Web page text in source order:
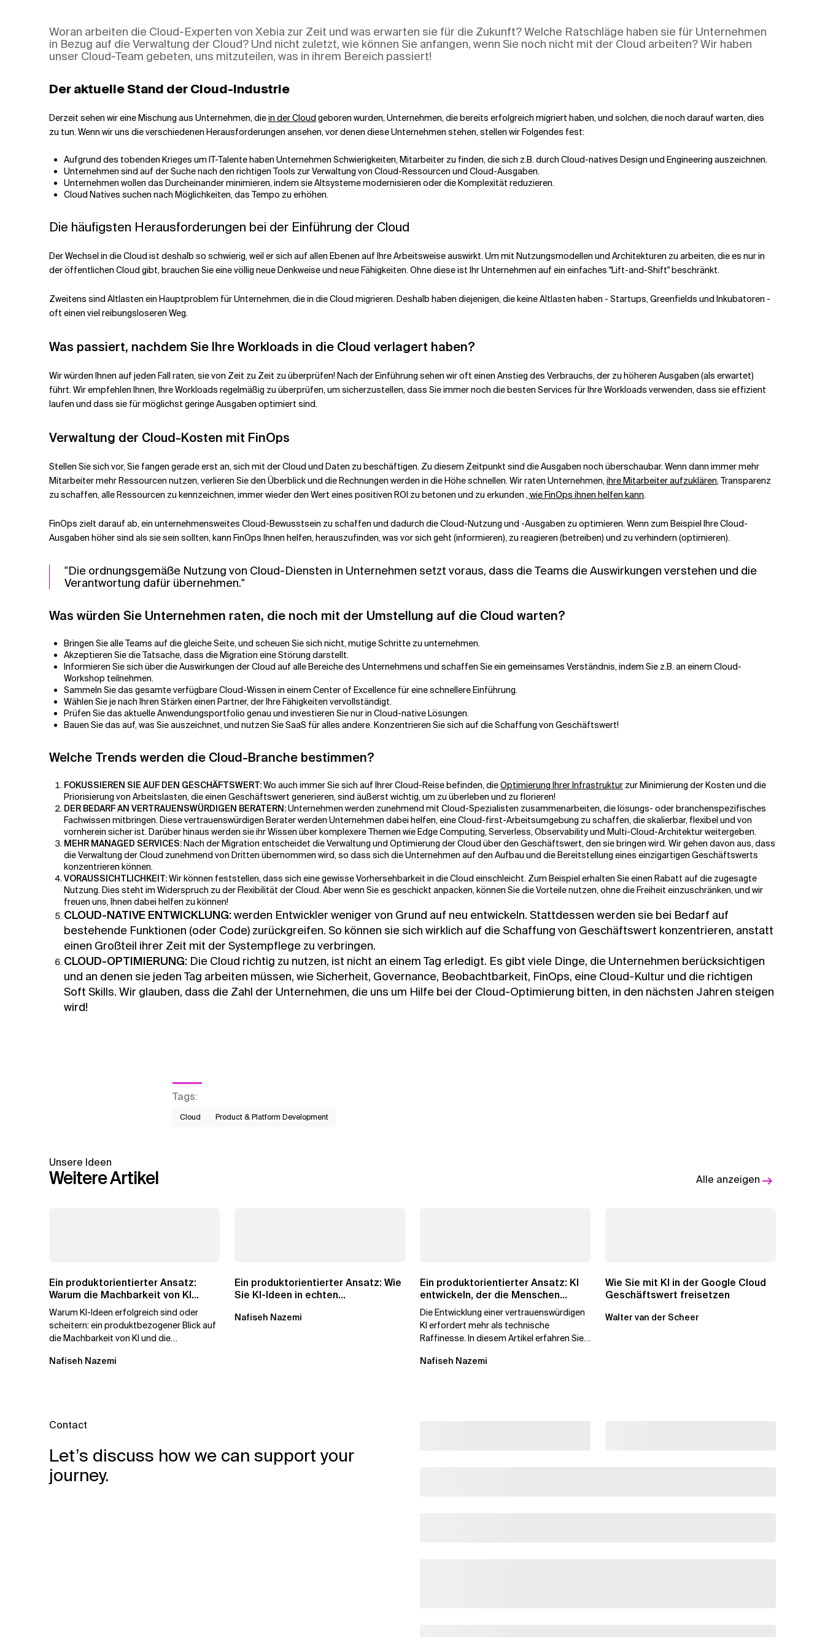
Verwandte Themen
Woran arbeiten die Cloud-Experten von Xebia zur Zeit und was erwarten sie für die Zukunft? Welche Ratschläge haben sie für Unternehmen
in Bezug auf die Verwaltung der Cloud? Und nicht zuletzt, wie können Sie anfangen, wenn Sie noch nicht mit der Cloud arbeiten? Wir haben
unser Cloud-Team gebeten, uns mitzuteilen, was in ihrem Bereich passiert!
Der aktuelle Stand der Cloud-Industrie
Derzeit sehen wir eine Mischung aus Unternehmen, diein der Cloud geboren wurden, Unternehmen, die bereits erfolgreich migriert haben, und solchen, die noch darauf warten, dies
zu tun. Wenn wir uns die verschiedenen Herausforderungen ansehen, vor denen diese Unternehmen stehen, stellen wir Folgendes fest:
Aufgrund des tobenden Krieges um IT-Talente haben Unternehmen Schwierigkeiten, Mitarbeiter zu finden, die sich z.B. durch Cloud-natives Design und Engineering auszeichnen.
Unternehmen sind auf der Suche nach den richtigen Tools zur Verwaltung von Cloud-Ressourcen und Cloud-Ausgaben.
Unternehmen wollen das Durcheinander minimieren, indem sie Altsysteme modernisieren oder die Komplexität reduzieren.
Cloud Natives suchen nach Möglichkeiten, das Tempo zu erhöhen.
Die häufigsten Herausforderungen bei der Einführung der Cloud
Der Wechsel in die Cloud ist deshalb so schwierig, weil er sich auf allen Ebenen auf Ihre Arbeitsweise auswirkt. Um mit Nutzungsmodellen und Architekturen zu arbeiten, die es nur in
der öffentlichen Cloud gibt, brauchen Sie eine völlig neue Denkweise und neue Fähigkeiten. Ohne diese ist Ihr Unternehmen auf ein einfaches "Lift-and-Shift" beschränkt.
Zweitens sind Altlasten ein Hauptproblem für Unternehmen, die in die Cloud migrieren. Deshalb haben diejenigen, die keine Altlasten haben - Startups, Greenfields und Inkubatoren -
oft einen viel reibungsloseren Weg.
Was passiert, nachdem Sie Ihre Workloads in die Cloud verlagert haben?
Wir würden Ihnen auf jeden Fall raten, sie von Zeit zu Zeit zu überprüfen! Nach der Einführung sehen wir oft einen Anstieg des Verbrauchs, der zu höheren Ausgaben (als erwartet)
führt. Wir empfehlen Ihnen, Ihre Workloads regelmäßig zu überprüfen, um sicherzustellen, dass Sie immer noch die besten Services für Ihre Workloads verwenden, dass sie effizient
laufen und dass sie für möglichst geringe Ausgaben optimiert sind.
Verwaltung der Cloud-Kosten mit FinOps
Stellen Sie sich vor, Sie fangen gerade erst an, sich mit der Cloud und Daten zu beschäftigen. Zu diesem Zeitpunkt sind die Ausgaben noch überschaubar. Wenn dann immer mehr
Mitarbeiter mehr Ressourcen nutzen, verlieren Sie den Überblick und die Rechnungen werden in die Höhe schnellen. Wir raten Unternehmen,ihre Mitarbeiter aufzuklären, Transparenz
zu schaffen, alle Ressourcen zu kennzeichnen, immer wieder den Wert eines positiven ROI zu betonen und zu erkunden , wie FinOps ihnen helfen kann.
FinOps zielt darauf ab, ein unternehmensweites Cloud-Bewusstsein zu schaffen und dadurch die Cloud-Nutzung und -Ausgaben zu optimieren. Wenn zum Beispiel Ihre Cloud-
Ausgaben höher sind als sie sein sollten, kann FinOps Ihnen helfen, herauszufinden, was vor sich geht (informieren), zu reagieren (betreiben) und zu verhindern (optimieren).
"Die ordnungsgemäße Nutzung von Cloud-Diensten in Unternehmen setzt voraus, dass die Teams die Auswirkungen verstehen und die
Verantwortung dafür übernehmen."
Was würden Sie Unternehmen raten, die noch mit der Umstellung auf die Cloud warten?
Bringen Sie alle Teams auf die gleiche Seite, und scheuen Sie sich nicht, mutige Schritte zu unternehmen.
Akzeptieren Sie die Tatsache, dass die Migration eine Störung darstellt.
Informieren Sie sich über die Auswirkungen der Cloud auf alle Bereiche des Unternehmens und schaffen Sie ein gemeinsames Verständnis, indem Sie z.B. an einem Cloud-
Workshop teilnehmen.
Sammeln Sie das gesamte verfügbare Cloud-Wissen in einem Center of Excellence für eine schnellere Einführung.
Wählen Sie je nach Ihren Stärken einen Partner, der Ihre Fähigkeiten vervollständigt.
Prüfen Sie das aktuelle Anwendungsportfolio genau und investieren Sie nur in Cloud-native Lösungen.
Bauen Sie das auf, was Sie auszeichnet, und nutzen Sie SaaS für alles andere. Konzentrieren Sie sich auf die Schaffung von Geschäftswert!
Welche Trends werden die Cloud-Branche bestimmen?
FOKUSSIEREN SIE AUF DEN GESCHÄFTSWERT:Wo auch immer Sie sich auf Ihrer Cloud-Reise befinden, dieOptimierung Ihrer Infrastruktur zur Minimierung der Kosten und die
Priorisierung von Arbeitslasten, die einen Geschäftswert generieren, sind äußerst wichtig, um zu überleben und zu florieren!
DER BEDARF AN VERTRAUENSWÜRDIGEN BERATERN:Unternehmen werden zunehmend mit Cloud-Spezialisten zusammenarbeiten, die lösungs- oder branchenspezifisches
Fachwissen mitbringen. Diese vertrauenswürdigen Berater werden Unternehmen dabei helfen, eine Cloud-first-Arbeitsumgebung zu schaffen, die skalierbar, flexibel und von
vornherein sicher ist. Darüber hinaus werden sie ihr Wissen über komplexere Themen wie Edge Computing, Serverless, Observability und Multi-Cloud-Architektur weitergeben.
MEHR MANAGED SERVICES:Nach der Migration entscheidet die Verwaltung und Optimierung der Cloud über den Geschäftswert, den sie bringen wird. Wir gehen davon aus, dass
die Verwaltung der Cloud zunehmend von Dritten übernommen wird, so dass sich die Unternehmen auf den Aufbau und die Bereitstellung eines einzigartigen Geschäftswerts
konzentrieren können.
VORAUSSICHTLICHKEIT:Wir können feststellen, dass sich eine gewisse Vorhersehbarkeit in die Cloud einschleicht. Zum Beispiel erhalten Sie einen Rabatt auf die zugesagte
Nutzung. Dies steht im Widerspruch zu der Flexibilität der Cloud. Aber wenn Sie es geschickt anpacken, können Sie die Vorteile nutzen, ohne die Freiheit einzuschränken, und wir
freuen uns, Ihnen dabei helfen zu können!
CLOUD-NATIVE ENTWICKLUNG:werden Entwickler weniger von Grund auf neu entwickeln. Stattdessen werden sie bei Bedarf auf
bestehende Funktionen (oder Code) zurückgreifen. So können sie sich wirklich auf die Schaffung von Geschäftswert konzentrieren, anstatt
einen Großteil ihrer Zeit mit der Systempflege zu verbringen.
CLOUD-OPTIMIERUNG: Die Cloud richtig zu nutzen, ist nicht an einem Tag erledigt. Es gibt viele Dinge, die Unternehmen berücksichtigen
und an denen sie jeden Tag arbeiten müssen, wie Sicherheit, Governance, Beobachtbarkeit, FinOps, eine Cloud-Kultur und die richtigen
Soft Skills. Wir glauben, dass die Zahl der Unternehmen, die uns um Hilfe bei der Cloud-Optimierung bitten, in den nächsten Jahren steigen
wird!
Tags:
Cloud Product & Platform Development
Unsere Ideen
Weitere Artikel Alle anzeigen
Ein produktorientierter Ansatz:
Warum die Machbarkeit von KI
darüber...
Warum KI-Ideen erfolgreich sind oder
scheitern: ein produktbezogener Blick auf
die Machbarkeit von KI und die
Nafiseh Nazemi
Ein produktorientierter Ansatz: Wie
Sie KI-Ideen in echten
Nafiseh Nazemi
Ein produktorientierter Ansatz: KI
entwickeln, der die Menschen
vertrauen
Die Entwicklung einer vertrauenswürdigen
KI erfordert mehr als technische
Raffinesse. In diesem Artikel erfahren Sie,
Nafiseh Nazemi
Wie Sie mit KI in der Google Cloud
Geschäftswert freisetzen
Walter van der Scheer
Contact
Let’s discuss how we can support your
journey.